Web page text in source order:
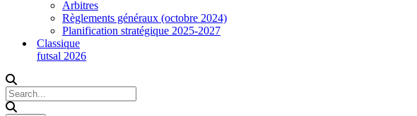
Arbitres
Règlements généraux (octobre 2024)
Planification stratégique 2025-2027
Classique
futsal 2026